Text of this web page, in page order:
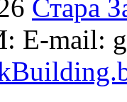
Стара
mail: